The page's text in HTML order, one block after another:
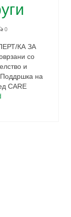
0
КА ЗА
со
и
Поддршка на
CARE